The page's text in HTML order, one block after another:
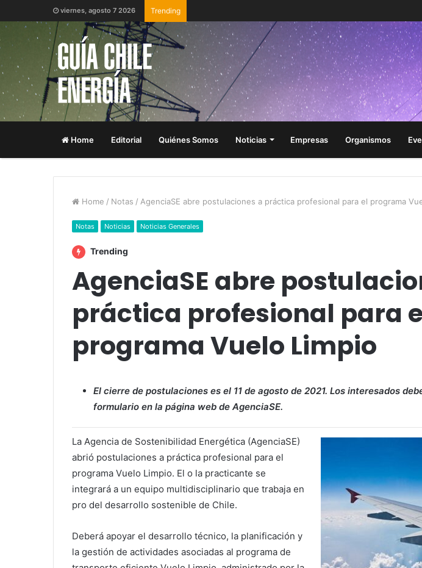
viernes, agosto 7 2026 Trending
Home Editorial Quiénes Somos Noticias Empresas Organismos
Home / Notas / AgenciaSE abre postulaciones a práctica profesional para el programa
Notas Noticias Noticias Generales
Trending
AgenciaSE abre
práctica profesional para
programa Vuelo Limpio
El cierre de postulaciones es el 11 de agosto de 2021. Los interesados
formulario en la página web de AgenciaSE.
La Agencia de Sostenibilidad Energética (AgenciaSE)
abrió postulaciones a práctica profesional para el
programa Vuelo Limpio. El o la practicante se
integrará a un equipo multidisciplinario que trabaja en
pro del desarrollo sostenible de Chile.
Deberá apoyar el desarrollo técnico, la planificación y
la gestión de actividades asociadas al programa de